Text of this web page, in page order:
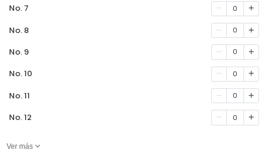
No. 7 0
No. 8 0
No. 9 0
No. 10 0
No. 11 0
No. 12 0
Ver más